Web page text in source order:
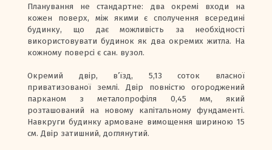
Планування не стандартне: два окремі входи на
кожен поверх, між якими є сполучення всередині
будинку, що дає можливість за необхідності
використовувати будинок як два окремих житла. На
кожному поверсі є сан. вузол.
Окремий двір, в’їзд, 5,13 соток власної
приватизованої землі. Двір повністю огороджений
парканом з металопрофіля 0,45 мм, який
розташований на новому капітальному фундаменті.
Навкруги будинку армоване вимощення шириною 15
см. Двір затишний, доглянутий.